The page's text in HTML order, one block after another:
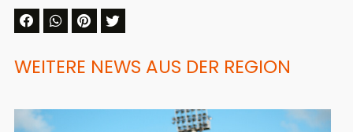
WEITERE NEWS AUS DER REGION